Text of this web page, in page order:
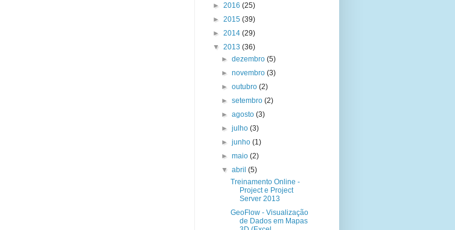
► 2016 (25)
► 2015 (39)
► 2014 (29)
▼ 2013 (36)
►dezembro(5)
►novembro(3)
►outubro(2)
►setembro(2)
►agosto(3)
►julho(3)
►junho(1)
►maio(2)
▼abril(5)
Treinamento Online -
Project e Project
Server 2013
GeoFlow - Visualização
de Dados em Mapas